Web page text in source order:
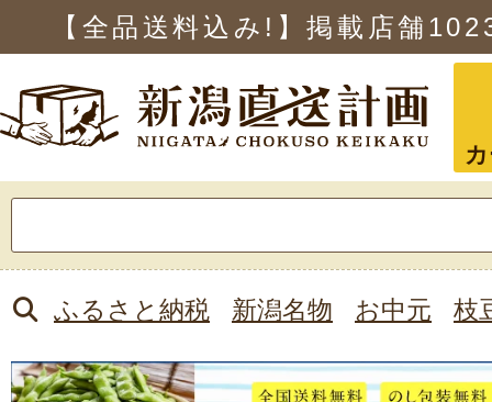
【全品送料込み!】掲載店舗
索:
ふるさと納税 新潟名物 お中元 枝